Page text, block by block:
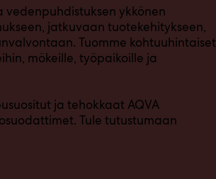
vedenpuhdistuksen ykkönen
jatkuvaan tuotekehitykseen,
Tuomme kohtuuhintaiset
mökeille, työpaikoille ja
ja tehokkaat AQVA
Tule tutustumaan